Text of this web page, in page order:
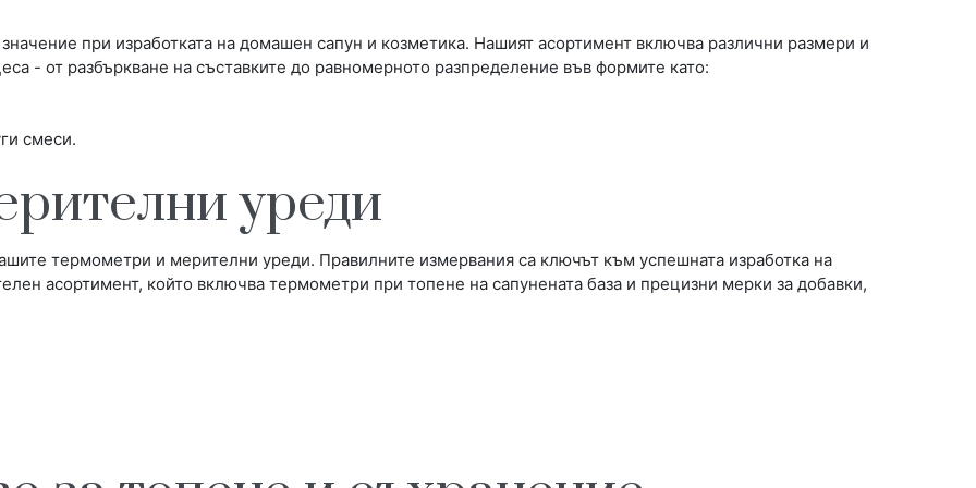
при изработката на домашен сапун и козметика. Нашият асортимент включва различни размери и
- от разбъркване на съставките до равномерното разпределение във формите като:
смеси.
уреди
термометри и мерителни уреди. Правилните измервания са ключът към успешната изработка на
асортимент, който включва термометри при топене на сапунената база и прецизни мерки за добавки,